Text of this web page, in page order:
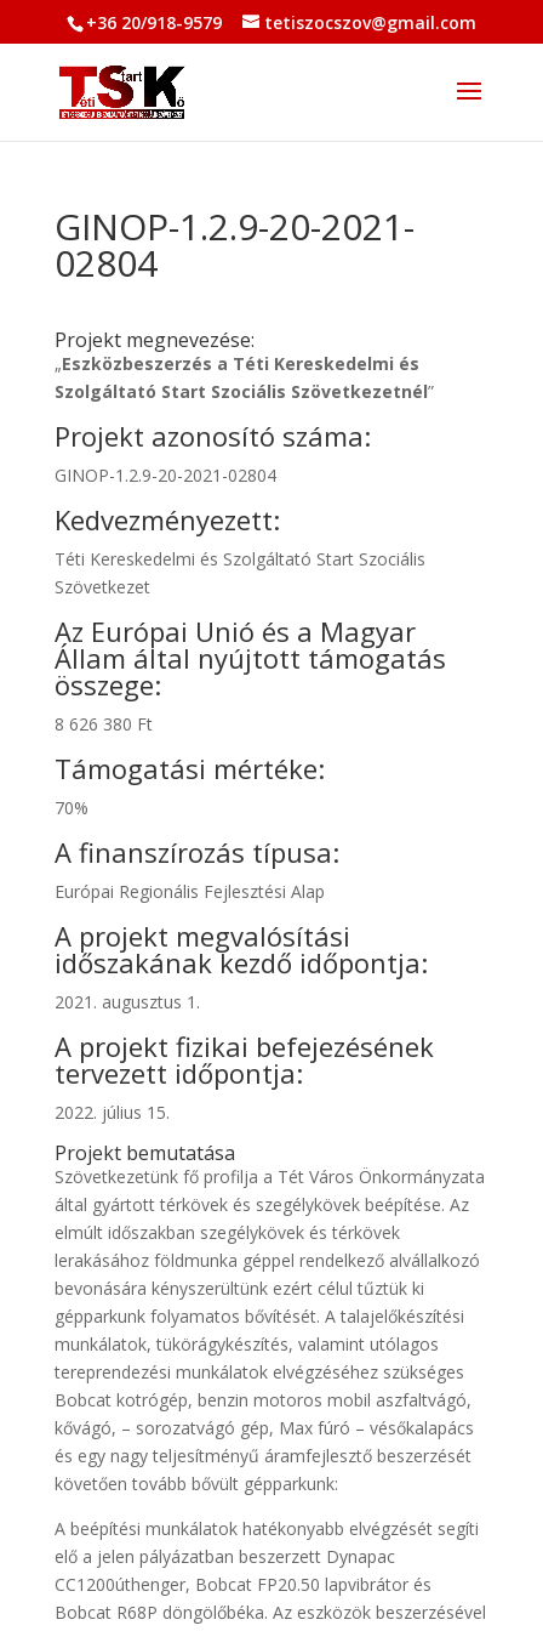
+36 20/918-9579 tetiszocszov@gmail.com
GINOP-1.2.9-20-2021-
02804
Projekt megnevezése:
„Eszközbeszerzés a Téti Kereskedelmi és
Szolgáltató Start Szociális Szövetkezetnél”
Projekt azonosító száma:
GINOP-1.2.9-20-2021-02804
Kedvezményezett:
Téti Kereskedelmi és Szolgáltató Start Szociális
Szövetkezet
Az Európai Unió és a Magyar
Állam által nyújtott támogatás
összege:
8 626 380 Ft
Támogatási mértéke:
70%
A finanszírozás típusa:
Európai Regionális Fejlesztési Alap
A projekt megvalósítási
időszakának kezdő időpontja:
2021. augusztus 1.
A projekt fizikai befejezésének
tervezett időpontja:
2022. július 15.
Projekt bemutatása
Szövetkezetünk fő profilja a Tét Város Önkormányzata
által gyártott térkövek és szegélykövek beépítése. Az
elmúlt időszakban szegélykövek és térkövek
lerakásához földmunka géppel rendelkező alvállalkozó
bevonására kényszerültünk ezért célul tűztük ki
gépparkunk folyamatos bővítését. A talajelőkészítési
munkálatok, tükörágykészítés, valamint utólagos
tereprendezési munkálatok elvégzéséhez szükséges
Bobcat kotrógép, benzin motoros mobil aszfaltvágó,
kővágó, – sorozatvágó gép, Max fúró – vésőkalapács
és egy nagy teljesítményű áramfejlesztő beszerzését
követően tovább bővült gépparkunk:
A beépítési munkálatok hatékonyabb elvégzését segíti
elő a jelen pályázatban beszerzett Dynapac
CC1200úthenger, Bobcat FP20.50 lapvibrátor és
Bobcat R68P döngölőbéka. Az eszközök beszerzésével